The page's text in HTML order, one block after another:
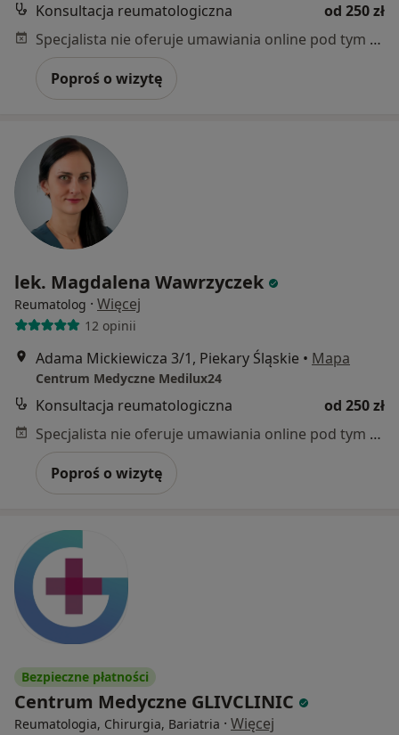
Konsultacja reumatologiczna
od 250 zł
Specjalista nie oferuje umawiania online pod tym adresem.
Poproś o wizytę
lek. Magdalena Wawrzyczek
Reumatolog · Więcej
12 opinii
Adama Mickiewicza 3/1, Piekary Śląskie • Mapa
Centrum Medyczne Medilux24
Konsultacja reumatologiczna
od 250 zł
Specjalista nie oferuje umawiania online pod tym adresem.
Poproś o wizytę
Bezpieczne płatności
Centrum Medyczne GLIVCLINIC
Reumatologia, Chirurgia, Bariatria · Więcej